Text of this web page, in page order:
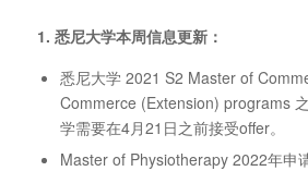
1. 悉尼大学本周信息更新：
悉尼大学 2021 S2 Master of
Commerce (Extension) programs
学需要在4月21日之前接受offer。
Master of Physiotherapy 2022年申